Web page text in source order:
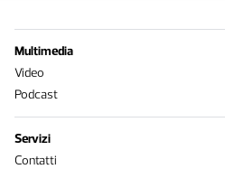
Multimedia
Video
Podcast
Servizi
Contatti